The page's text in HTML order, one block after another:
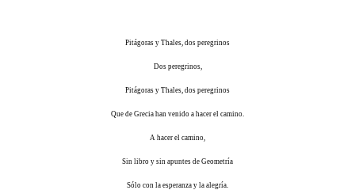
Pitágoras y Thales, dos peregrinos
Dos peregrinos,
Pitágoras y Thales, dos peregrinos
Que de Grecia han venido a hacer el camino.
A hacer el camino,
Sin libro y sin apuntes de Geometría
Sólo con la esperanza y la alegría.